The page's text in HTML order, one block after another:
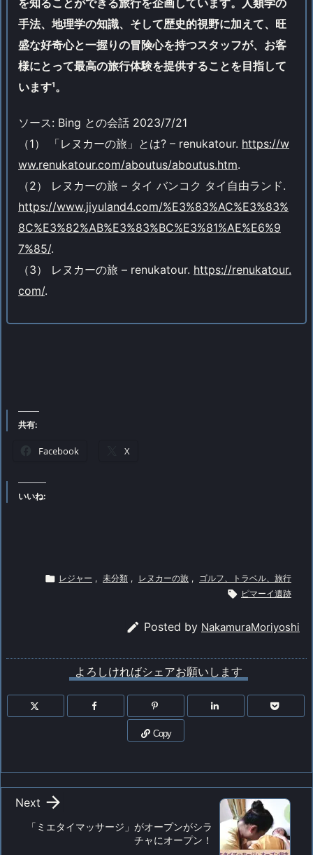
手法、地理学の知識、そして歴史的視野に加えて、旺
盛な好奇心と一握りの冒険心を持つスタッフが、お客
様にとって最高の旅行体験を提供することを目指して
います¹。
ソース: Bing との会話 2023/7/21
（1） 「レヌカーの旅」とは? – renukatour. https://w
ww.renukatour.com/aboutus/aboutus.htm.
（2） レヌカーの旅 – タイ バンコク タイ自由ランド.
https://www.jiyuland4.com/%E3%83%AC%E3%83%
8C%E3%82%AB%E3%83%BC%E3%81%AE%E6%9
7%85/.
（3） レヌカーの旅 – renukatour. https://renukatour.
com/.
共有:
Facebook X
いいね:
 レジャー , 未分類 , レヌカーの旅 , ゴルフ、トラベル、旅行
 ピマーイ遺跡
 Posted by NakamuraMoriyoshi
よろしければシェアお願いします
Copy
「ミエタイマッサージ」がオープンがシラ
チャにオープン！

Next